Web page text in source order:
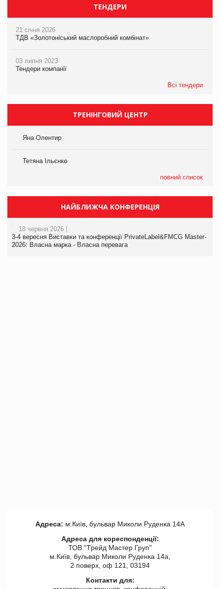
ТЕНДЕРИ
21 січня 2026
ТДВ «Золотоніський маслоробний комбінат»
03 липня 2023
Тендери компанії
Всі тендери
ТРЕНІНГОВИЙ ЦЕНТР
Яна Олентир
Тетяна Ільєнко
повний список
НАЙБЛИЖЧА КОНФЕРЕНЦІЯ
18 червня 2026 |
3-4 вересня Виставки та конференції PrivateLabel&FMCG Master-
2026: Власна марка - Власна перевага
Адреса: м.Київ, бульвар Миколи Руденка 14А
Адреса для кореспонденції:
ТОВ "Tрейд Мастер Груп"
м.Київ, бульвар Миколи Руденка 14а,
2 поверх, оф 121, 03194
Контакти для: